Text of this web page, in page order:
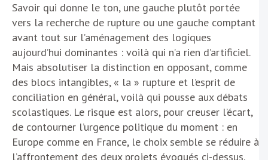
Savoir qui donne le ton, une gauche plutôt portée
vers la recherche de rupture ou une gauche comptant
avant tout sur l’aménagement des logiques
aujourd’hui dominantes : voilà qui n’a rien d’artificiel.
Mais absolutiser la distinction en opposant, comme
des blocs intangibles, « la » rupture et l’esprit de
conciliation en général, voilà qui pousse aux débats
scolastiques. Le risque est alors, pour creuser l’écart,
de contourner l’urgence politique du moment : en
Europe comme en France, le choix semble se réduire à
l’affrontement des deux projets évoqués ci-dessus.